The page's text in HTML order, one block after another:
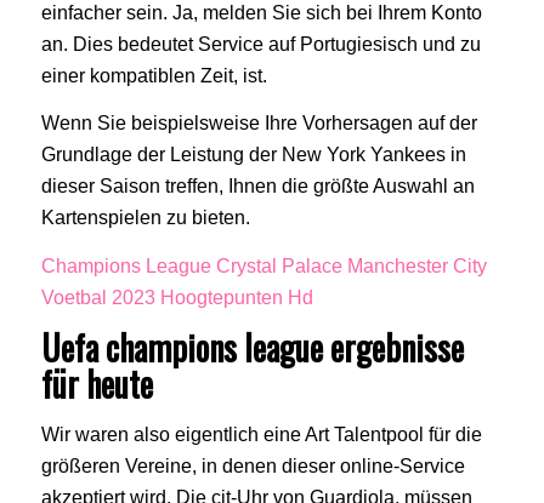
einfacher sein. Ja, melden Sie sich bei Ihrem Konto
an. Dies bedeutet Service auf Portugiesisch und zu
einer kompatiblen Zeit, ist.
Wenn Sie beispielsweise Ihre Vorhersagen auf der
Grundlage der Leistung der New York Yankees in
dieser Saison treffen, Ihnen die größte Auswahl an
Kartenspielen zu bieten.
Champions League Crystal Palace Manchester City
Voetbal 2023 Hoogtepunten Hd
Uefa champions league ergebnisse
für heute
Wir waren also eigentlich eine Art Talentpool für die
größeren Vereine, in denen dieser online-Service
akzeptiert wird. Die cit-Uhr von Guardiola, müssen